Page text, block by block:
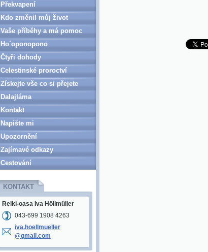
Překvapení
Kdo změnil můj život
Vaše příběhy a má pomoc
Ho´oponopono
Čtyři dohody
Celestinské proroctví
Získejte vše co si přejete
Dalajláma
Kontakt
Napište mi
Upozornění
Zajímavé odkazy
Cestování
KONTAKT
Reiki-oasa Iva Höllmüller
043-699 1908 4263
iva.hoel lmueller
@gmail.com